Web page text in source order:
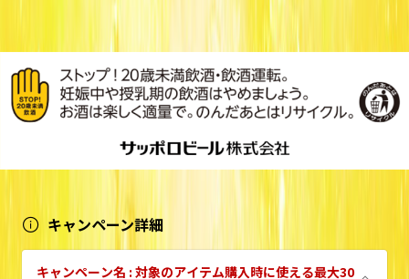
キャンペーン詳細
キャンペーン名 : 対象のアイテム購入時に使える最大30